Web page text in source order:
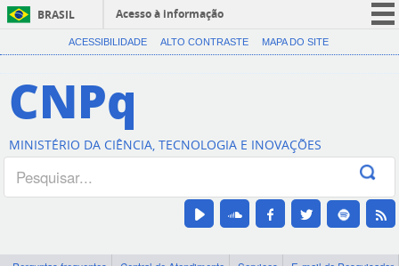
BRASIL
Acesso à informação
CORONAVÍRUS (COVID-19)
Canais
ACESSIBILIDADE ALTO CONTRASTE MAPA DO SITE
CNPq
MINISTÉRIO DA CIÊNCIA, TECNOLOGIA E INOVAÇÕES